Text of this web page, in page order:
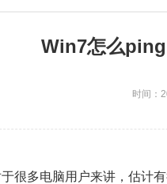
Win7怎么
时间：
多电脑用户来讲，估计有